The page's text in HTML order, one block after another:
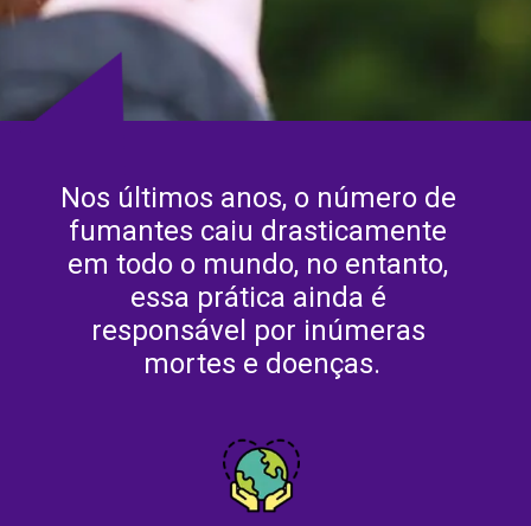
Nos últimos anos, o número de
fumantes caiu drasticamente
em todo o mundo, no entanto,
essa prática ainda é
responsável por inúmeras
mortes e doenças.